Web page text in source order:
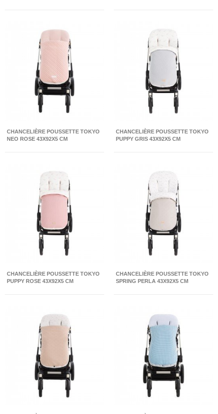
CHANCELIÈRE POUSSETTE TOKYO
NEO ROSE 43X92X5 CM
CHANCELIÈRE POUSSETTE TOKYO
PUPPY GRIS 43X92X5 CM
CHANCELIÈRE POUSSETTE TOKYO
PUPPY ROSE 43X92X5 CM
CHANCELIÈRE POUSSETTE TOKYO
SPRING PERLA 43X92X5 CM